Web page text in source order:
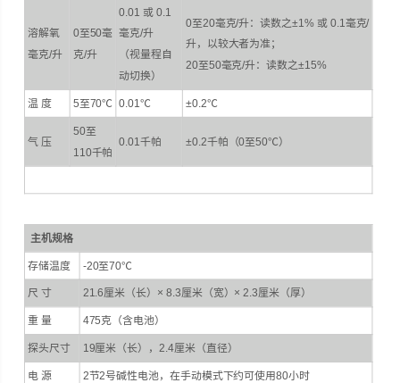
溶解氧
毫克/升
0至50毫
克/升
0.01 或 0.1
毫克/升
（视量程自
动切换）
0至20毫克/升：读数之±1% 或 0.1毫克/
升，以较大者为准；
20至50毫克/升：读数之±15%
温 度 5至70℃ 0.01℃ ±0.2℃
气 压
50至
110千帕
0.01千帕 ±0.2千帕（0至50℃）
主机规格
存储温度 -20至70℃
尺 寸 21.6厘米（长）× 8.3厘米（宽）× 2.3厘米（厚）
重 量 475克（含电池）
探头尺寸 19厘米（长），2.4厘米（直径）
电 源 2节2号碱性电池，在手动模式下约可使用80小时